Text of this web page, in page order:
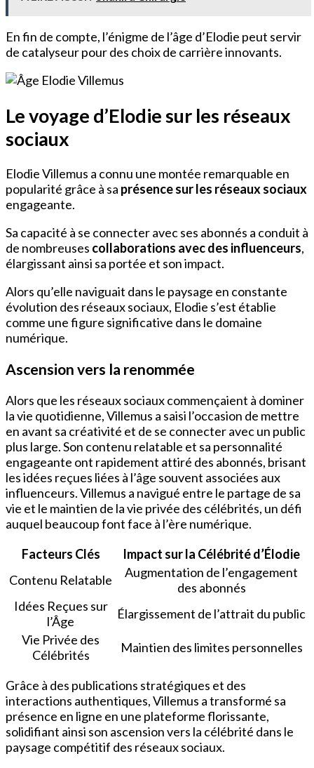
En fin de compte, l’énigme de l’âge d’Elodie peut servir
de catalyseur pour des choix de carrière innovants.
Le voyage d’Elodie sur les réseaux
sociaux
Elodie Villemus a connu une montée remarquable en
popularité grâce à sa présence sur les réseaux sociaux
engageante.
Sa capacité à se connecter avec ses abonnés a conduit à
de nombreuses collaborations avec des influenceurs,
élargissant ainsi sa portée et son impact.
Alors qu’elle naviguait dans le paysage en constante
évolution des réseaux sociaux, Elodie s’est établie
comme une figure significative dans le domaine
numérique.
Ascension vers la renommée
Alors que les réseaux sociaux commençaient à dominer
la vie quotidienne, Villemus a saisi l’occasion de mettre
en avant sa créativité et de se connecter avec un public
plus large. Son contenu relatable et sa personnalité
engageante ont rapidement attiré des abonnés, brisant
les idées reçues liées à l’âge souvent associées aux
influenceurs. Villemus a navigué entre le partage de sa
vie et le maintien de la vie privée des célébrités, un défi
auquel beaucoup font face à l’ère numérique.
Facteurs Clés
Impact sur la Célébrité d’Élodie
Contenu Relatable
Augmentation de l’engagement
des abonnés
Idées Reçues sur
l’Âge
Élargissement de l’attrait du public
Vie Privée des
Célébrités
Maintien des limites personnelles
Grâce à des publications stratégiques et des
interactions authentiques, Villemus a transformé sa
présence en ligne en une plateforme florissante,
solidifiant ainsi son ascension vers la célébrité dans le
paysage compétitif des réseaux sociaux.